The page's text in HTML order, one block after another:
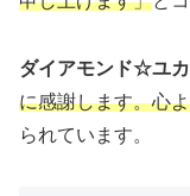
ダイアモンド☆ユ
に感謝します。心
られています。